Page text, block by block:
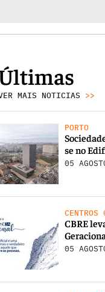
MAIS NOTICIAS >>
PORTO
se no
05
CENTROS
CBRE
05